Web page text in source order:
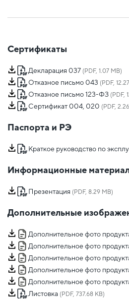
Сертификаты
Декларация 037 (PDF, 1.07 MB)
Отказное письмо 043 (PDF,
Отказное письмо 123-ФЗ (PDF,
Сертификат 004, 020 (PDF,
Паспорта и РЭ
Краткое руководство по
Информационные
Презентация (PDF, 8.29 MB)
Дополнительные
Дополнительное фото
Дополнительное фото
Дополнительное фото
Дополнительное фото
Дополнительное фото
Листовка (PDF, 737.68 KB)